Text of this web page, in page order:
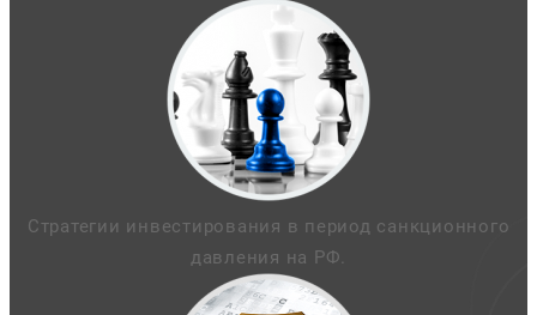
Стратегии инвестирования в период санкционного
давления на РФ.